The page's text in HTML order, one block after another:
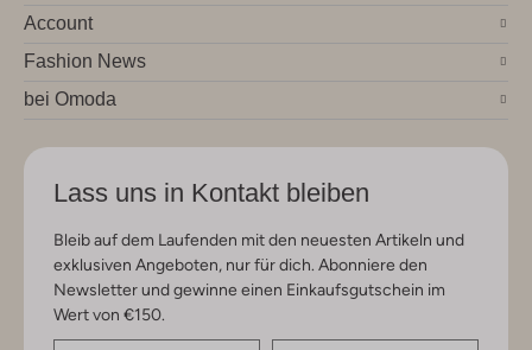
Account
Fashion News
bei Omoda
Lass uns in Kontakt bleiben
Bleib auf dem Laufenden mit den neuesten Artikeln und
exklusiven Angeboten, nur für dich. Abonniere den
Newsletter und gewinne einen Einkaufsgutschein im
Wert von €150.